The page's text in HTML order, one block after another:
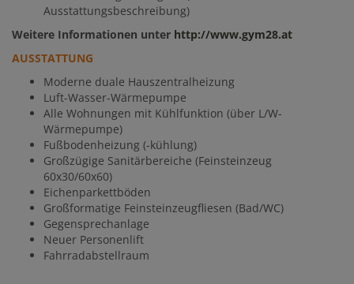
Ausstattungsbeschreibung)
Weitere Informationen unter http://www.gym28.at
AUSSTATTUNG
Moderne duale Hauszentralheizung
Luft-Wasser-Wärmepumpe
Alle Wohnungen mit Kühlfunktion (über L/W-
Wärmepumpe)
Fußbodenheizung (-kühlung)
Großzügige Sanitärbereiche (Feinsteinzeug
60x30/60x60)
Eichenparkettböden
Großformatige Feinsteinzeugfliesen (Bad/WC)
Gegensprechanlage
Neuer Personenlift
Fahrradabstellraum